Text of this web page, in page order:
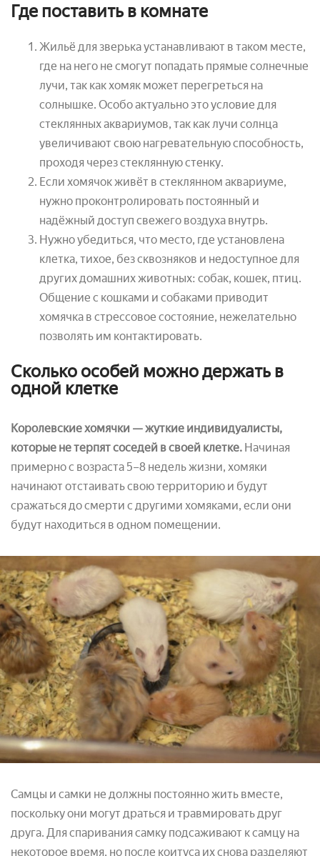
Где поставить в комнате
Жильё для зверька устанавливают в таком месте,
где на него не смогут попадать прямые солнечные
лучи, так как хомяк может перегреться на
солнышке. Особо актуально это условие для
стеклянных аквариумов, так как лучи солнца
увеличивают свою нагревательную способность,
проходя через стеклянную стенку.
Если хомячок живёт в стеклянном аквариуме,
нужно проконтролировать постоянный и
надёжный доступ свежего воздуха внутрь.
Нужно убедиться, что место, где установлена
клетка, тихое, без сквозняков и недоступное для
других домашних животных: собак, кошек, птиц.
Общение с кошками и собаками приводит
хомячка в стрессовое состояние, нежелательно
позволять им контактировать.
Сколько особей можно держать в
одной клетке
Королевские хомячки — жуткие индивидуалисты,
которые не терпят соседей в своей клетке. Начиная
примерно с возраста 5–8 недель жизни, хомяки
начинают отстаивать свою территорию и будут
сражаться до смерти с другими хомяками, если они
будут находиться в одном помещении.
Самцы и самки не должны постоянно жить вместе,
поскольку они могут драться и травмировать друг
друга. Для спаривания самку подсаживают к самцу на
некоторое время, но после коитуса их снова разделяют